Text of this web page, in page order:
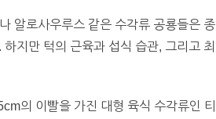
알로사우루스 같은 수각류 공룡들은
지만 턱의 근육과 섭식 습관, 그리고
의 이빨을 가진 대형 육식 수각류인